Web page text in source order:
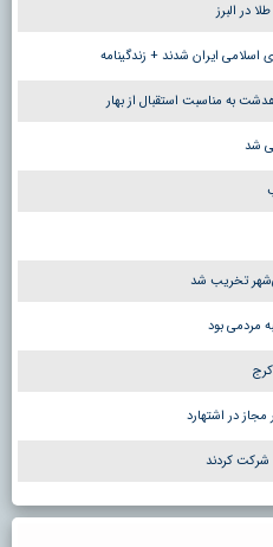
در البرز
ایران شدند + زندگینامه
به مناسبت استقبال از بهار
شد
تخریب شد
مردمی بود